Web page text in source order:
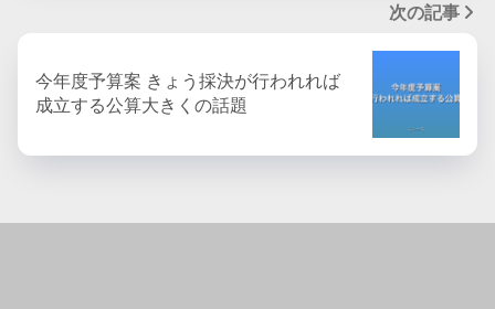
次の記事
今年度予算案 きょう採決が行われれば
成立する公算大きくの話題